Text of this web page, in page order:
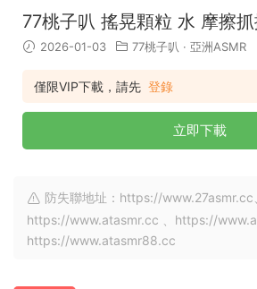
77桃子叭 搖晃顆粒 水 摩擦
2026-01-03 77桃子叭 · 亞洲ASMR
僅限VIP下載，請先 登錄
立即下載
防失聯地址：https://www.27asmr.cc
https://www.atasmr.cc 、https://
https://www.atasmr88.cc